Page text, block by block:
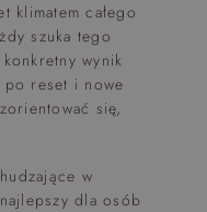
klimatem całego
szuka tego
wynik
po reset i nowe
się,
w
dla osób